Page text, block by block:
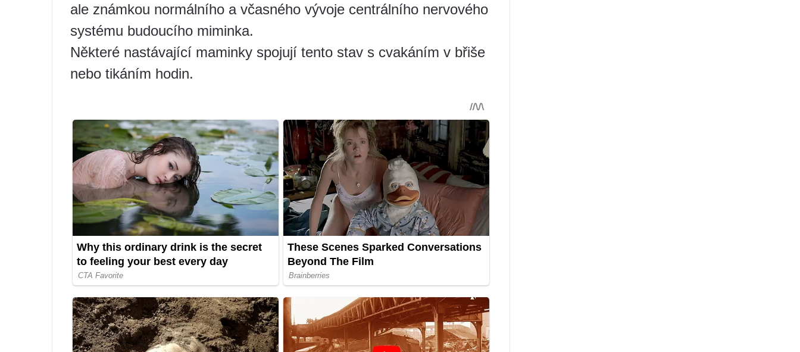
ale známkou normálního a včasného vývoje centrálního nervového
systému budoucího miminka.
Některé nastávající maminky spojují tento stav s cvakáním v břiše
nebo tikáním hodin.